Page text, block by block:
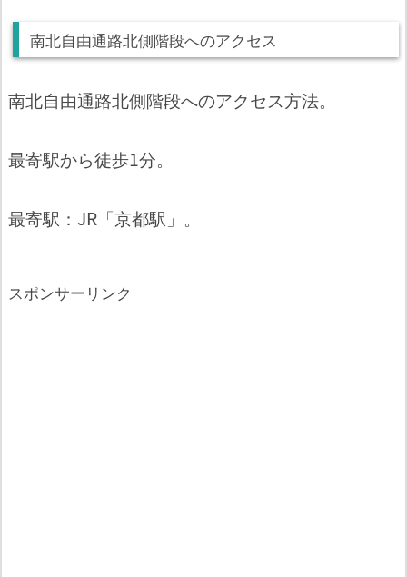
南北自由通路北側階段へのアクセス
南北自由通路北側階段へのアクセス方法。
最寄駅から徒歩1分。
最寄駅：JR「京都駅」。
スポンサーリンク